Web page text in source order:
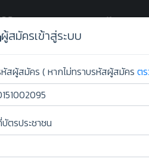
ร Home
ผู้สมัครเข้าสู่ระบบ
หัสผู้สมัคร ( หากไม่ทราบรหัสผู้สมัคร ต
ตรประชาชน